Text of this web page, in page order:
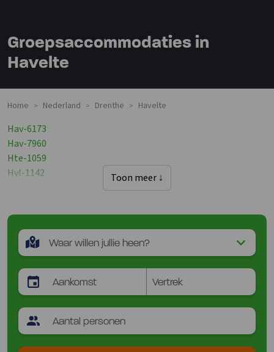
Groepsaccommodaties in
Havelte
Home > Nederland > Drenthe > Havelte
Hav-6173
Hav-7960
Hte-1059
Hvl-1142
Hvl-3269
Hvl-3278
Hvl-965
Toon meer ↓